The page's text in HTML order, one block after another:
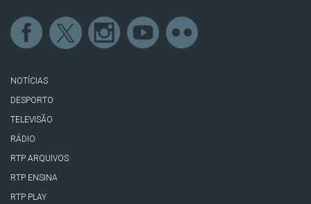
NOTÍCIAS
DESPORTO
TELEVISÃO
RÁDIO
RTP ARQUIVOS
RTP ENSINA
RTP PLAY